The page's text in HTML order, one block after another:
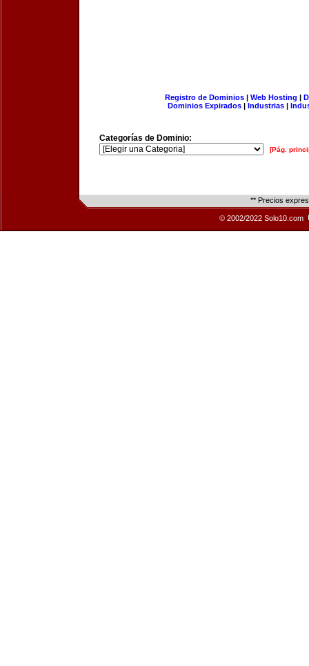
Registro de Dominios| Web Hosting |
Dominios Expirados | Industrias |
Categorías de Dominio:
[Pág.
** Precios
© 2002/2022 Solo10.com